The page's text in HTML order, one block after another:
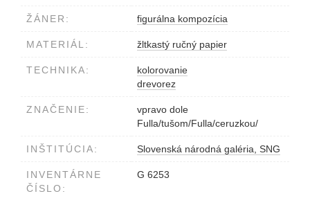
ŽÁNER: figurálna kompozícia
MATERIÁL: žltkastý ručný papier
TECHNIKA:
kolorovanie
drevorez
ZNAČENIE:
vpravo dole
Fulla/tušom/Fulla/ceruzkou/
INŠTITÚCIA: Slovenská národná galéria, SNG
INVENTÁRNE
ČÍSLO:
G 6253